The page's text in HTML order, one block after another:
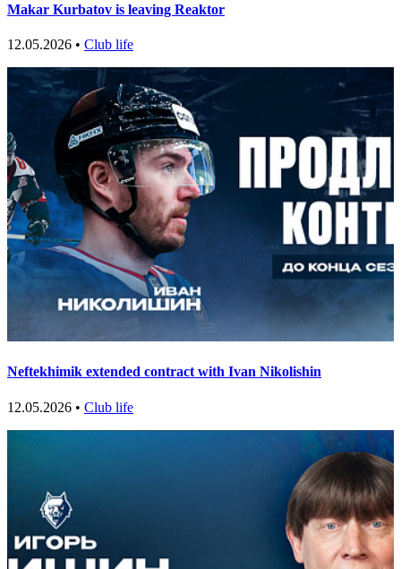
Makar Kurbatov is leaving Reaktor
12.05.2026 • Club life
Neftekhimik extended contract with Ivan Nikolishin
12.05.2026 • Club life